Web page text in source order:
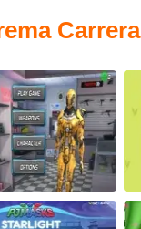
Carrera